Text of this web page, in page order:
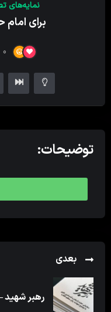
نمایه‌های
برای
0
توضیحات:
بعدی
رهبر شهید